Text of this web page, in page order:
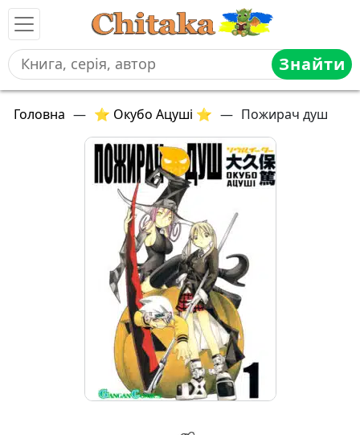
Знайти
Головна — ⭐ Окубо Ацуші ⭐ — Пожирач душ